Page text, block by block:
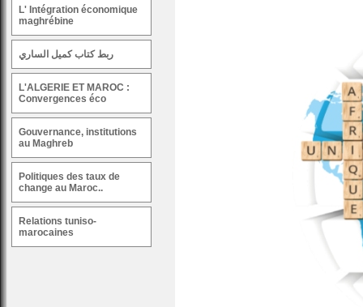
L' Intégration économique
maghrébine
ربط كتاب كميل الساري
L'ALGERIE ET MAROC :
Convergences éco
Gouvernance, institutions
au Maghreb
Politiques des taux de
change au Maroc..
Relations tuniso-
marocaines